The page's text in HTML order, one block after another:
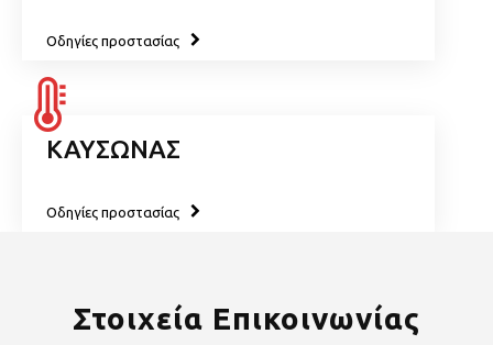
Οδηγίες προστασίας
ΚΑΥΣΩΝΑΣ
Οδηγίες προστασίας
Στοιχεία Επικοινωνίας